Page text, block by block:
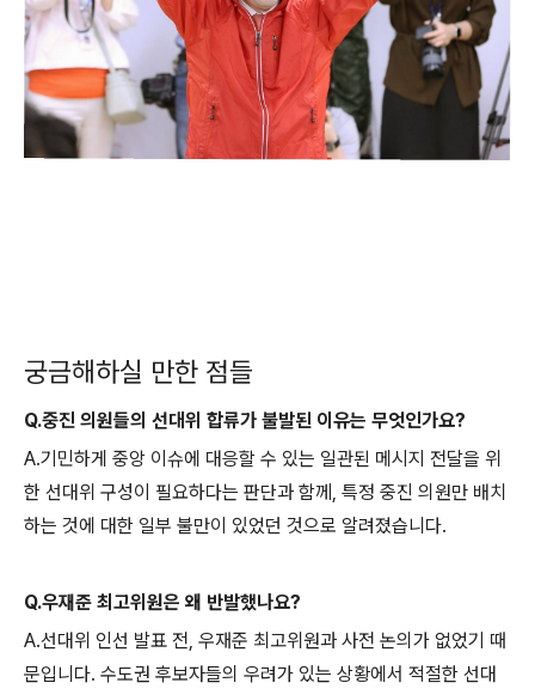
궁금해하실 만한 점들
Q.중진 의원들의 선대위 합류가 불발된 이유는 무엇인가요?
A.기민하게 중앙 이슈에 대응할 수 있는 일관된 메시지 전달을 위
한 선대위 구성이 필요하다는 판단과 함께, 특정 중진 의원만 배치
하는 것에 대한 일부 불만이 있었던 것으로 알려졌습니다.
Q.우재준 최고위원은 왜 반발했나요?
A.선대위 인선 발표 전, 우재준 최고위원과 사전 논의가 없었기 때
문입니다. 수도권 후보자들의 우려가 있는 상황에서 적절한 선대